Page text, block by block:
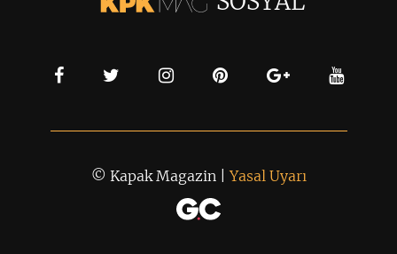
© Kapak Magazin |Yasal Uyarı